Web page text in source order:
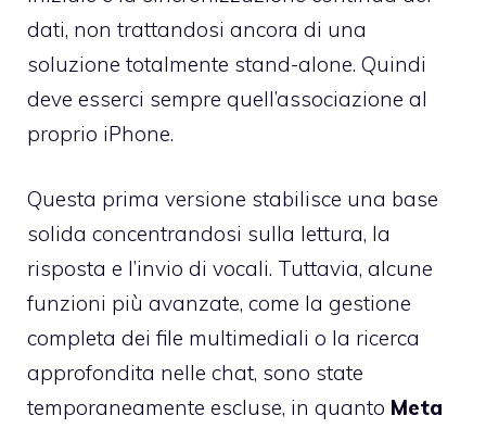
dati, non trattandosi ancora di una
soluzione totalmente stand-alone. Quindi
deve esserci sempre quell’associazione al
proprio iPhone.
Questa prima versione stabilisce una base
solida concentrandosi sulla lettura, la
risposta e l’invio di vocali. Tuttavia, alcune
funzioni più avanzate, come la gestione
completa dei file multimediali o la ricerca
approfondita nelle chat, sono state
temporaneamente escluse, in quanto Meta